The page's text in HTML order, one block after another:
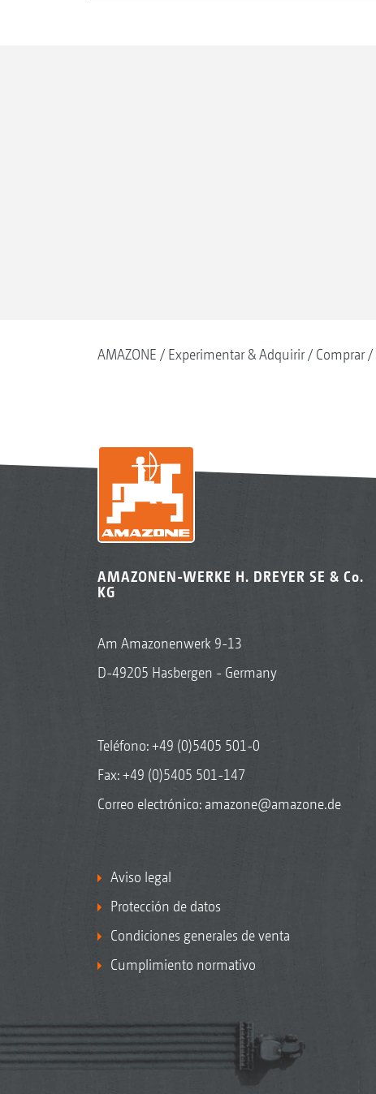
AMAZONE Experimentar & Adquirir Comprar
AMAZONEN-WERKE H. DREYER SE & Co.
KG
Am Amazonenwerk 9-13
D-49205 Hasbergen - Germany
Teléfono:+49 (0)5405 501-0
Fax: +49 (0)5405 501-147
Correo electrónico: amazone@amazone.de
Aviso legal
Protección de datos
Condiciones generales de venta
Cumplimiento normativo